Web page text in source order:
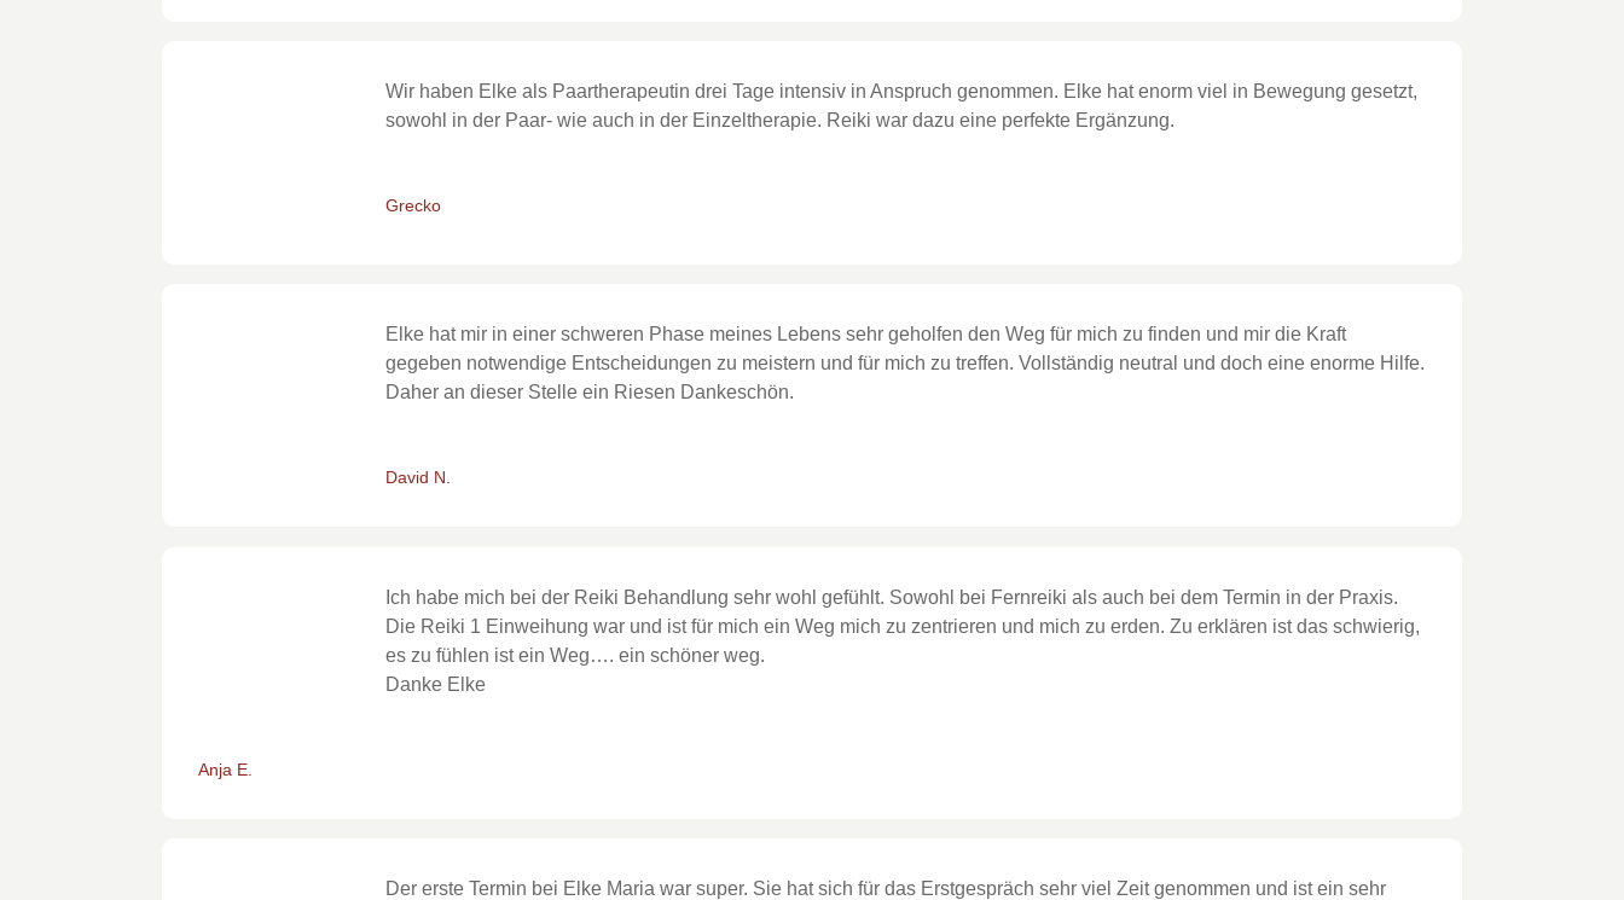
Wir haben Elke als Paartherapeutin drei Tage intensiv in Anspruch genommen. Elke hat enorm viel in Bewegung gesetzt,
sowohl in der Paar- wie auch in der Einzeltherapie. Reiki war dazu eine perfekte Ergänzung.
Grecko
Elke hat mir in einer schweren Phase meines Lebens sehr geholfen den Weg für mich zu finden und mir die Kraft
gegeben notwendige Entscheidungen zu meistern und für mich zu treffen. Vollständig neutral und doch eine enorme Hilfe.
Daher an dieser Stelle ein Riesen Dankeschön.
David N.
Ich habe mich bei der Reiki Behandlung sehr wohl gefühlt. Sowohl bei Fernreiki als auch bei dem Termin in der Praxis.
Die Reiki 1 Einweihung war und ist für mich ein Weg mich zu zentrieren und mich zu erden. Zu erklären ist das schwierig,
es zu fühlen ist ein Weg…. ein schöner weg.
Danke Elke
Anja E.
Der erste Termin bei Elke Maria war super. Sie hat sich für das Erstgespräch sehr viel Zeit genommen und ist ein sehr